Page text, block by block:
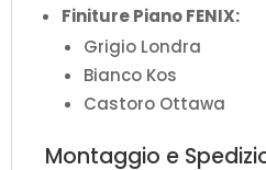
Finiture Piano FENIX:
Grigio Londra
Bianco Kos
Castoro Ottawa
Montaggio e